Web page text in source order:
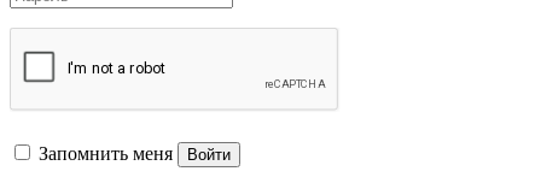
Запомнить меня Войти